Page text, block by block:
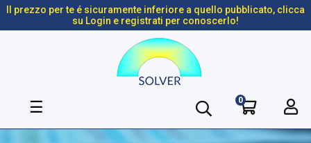
Il prezzo per te é sicuramente inferiore a quello pubblicato, clicca
su Login e registrati per conoscerlo!
navigazione
☰ 0